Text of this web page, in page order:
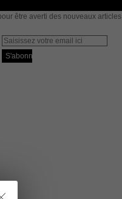
être averti des nouveaux articles